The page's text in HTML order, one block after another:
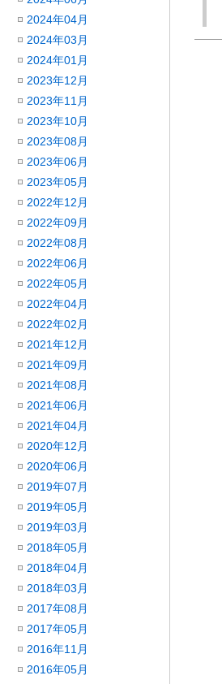
2024年04月
2024年03月
2024年01月
2023年12月
2023年11月
2023年10月
2023年08月
2023年06月
2023年05月
2022年12月
2022年09月
2022年08月
2022年06月
2022年05月
2022年04月
2022年02月
2021年12月
2021年09月
2021年08月
2021年06月
2021年04月
2020年12月
2020年06月
2019年07月
2019年05月
2019年03月
2018年05月
2018年04月
2018年03月
2017年08月
2017年05月
2016年11月
2016年05月